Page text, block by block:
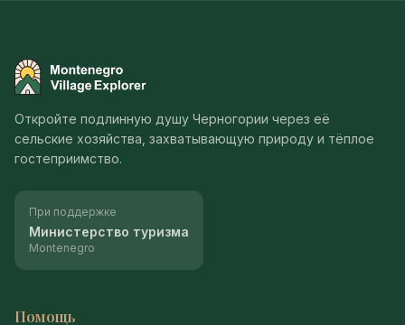
Montenegro Village Explorer
Откройте подлинную душу Черногории через её
сельские хозяйства, захватывающую природу и тёплое
гостеприимство.
При поддержке
Министерство туризма
Montenegro
Помощь